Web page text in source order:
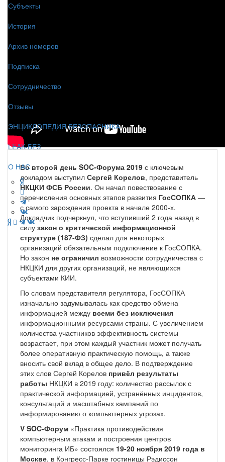
Субъекты
История
Архив номеров
Подписка
Сотрудничество
Отзывы
ЭНЦИКЛОПЕДИЯ БЕЗОПАСНИКА
LEAK-БЕЗ
О НАСВо второй день SOC-Форума 2019 с ключевым
докладом выступил Сергей Корелов, представитель
НКЦКИ ФСБ России. Он начал повествование с
перечисления основных этапов развития ГосСОПКА —
с самого зарождения проекта в начале 2000-х.
Докладчик подчеркнул, что вступивший 2 года назад в
силу закон о критической информационной
структуре (187-ФЗ) сделал для некоторых
организаций обязательным подключение к ГосСОПКА.
Но закон не ограничил возможности сотрудничества с
НКЦКИ для других организаций, не являющихся
субъектами КИИ.
По словам представителя регулятора, ГосСОПКА
изначально задумывалась как средство обмена
информацией между всеми без исключения
информационными ресурсами страны. С увеличением
количества участников эффективность системы
возрастает, при этом каждый участник может получать
более оперативную практическую помощь, а также
вносить свой вклад в общее дело. В подтверждение
этих слов Сергей Корелов привёл результаты
работы НКЦКИ в 2019 году: количество рассылок с
практической информацией, устранённых инцидентов,
консультаций и масштабных кампаний по
информированию о компьютерных угрозах.
V SOC-Форум «Практика противодействия
компьютерным атакам и построения центров
мониторинга ИБ» состоялся 19-20 ноября 2019 года в
Москве, в Конгресс-Парке гостиницы Рэдиссон